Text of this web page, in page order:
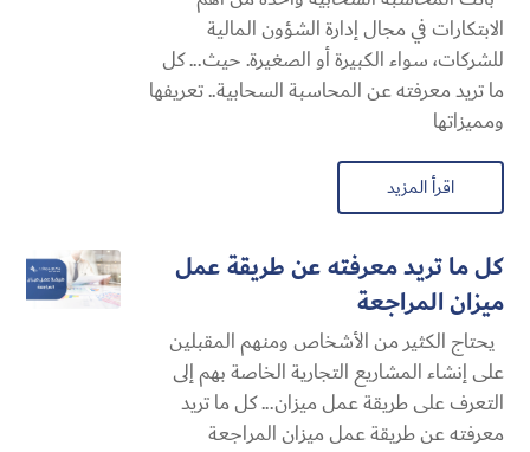
الابتكارات في مجال إدارة الشؤون المالية
للشركات، سواء الكبيرة أو الصغيرة. حيث... كل
ما تريد معرفته عن المحاسبة السحابية​.. تعريفها
ومميزاتها
اقرأ المزيد
كل ما تريد معرفته عن طريقة عمل
ميزان المراجعة
يحتاج الكثير من الأشخاص ومنهم المقبلين
على إنشاء المشاريع التجارية الخاصة بهم إلى
التعرف على طريقة عمل ميزان... كل ما تريد
معرفته عن طريقة عمل ميزان المراجعة